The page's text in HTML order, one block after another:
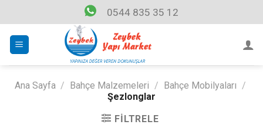
to
content
0544 835 35 12
Ana Sayfa / Bahçe Malzemeleri / Bahçe Mobilyaları /
Şezlonglar
FILTRELE